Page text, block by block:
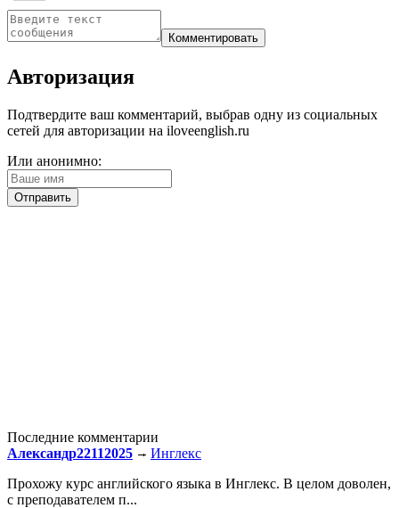
Авторизация
Подтвердите ваш комментарий, выбрав одну из социальных
сетей для авторизации на iloveenglish.ru
Или анонимно:
Последние комментарии
Александр22112025
Инглекс
Прохожу курс английского языка в Инглекс. В целом доволен,
с преподавателем п...